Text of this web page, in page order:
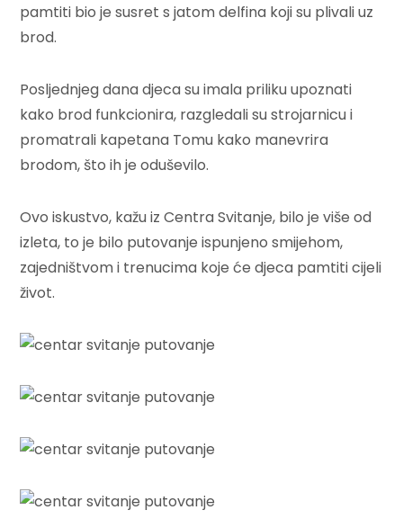
pamtiti bio je susret s jatom delfina koji su plivali uz
brod.
Posljednjeg dana djeca su imala priliku upoznati
kako brod funkcionira, razgledali su strojarnicu i
promatrali kapetana Tomu kako manevrira
brodom, što ih je oduševilo.
Ovo iskustvo, kažu iz Centra Svitanje, bilo je više od
izleta, to je bilo putovanje ispunjeno smijehom,
zajedništvom i trenucima koje će djeca pamtiti cijeli
život.